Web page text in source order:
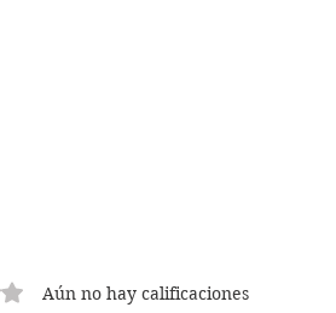
5 estrellas.
Aún no hay calificaciones